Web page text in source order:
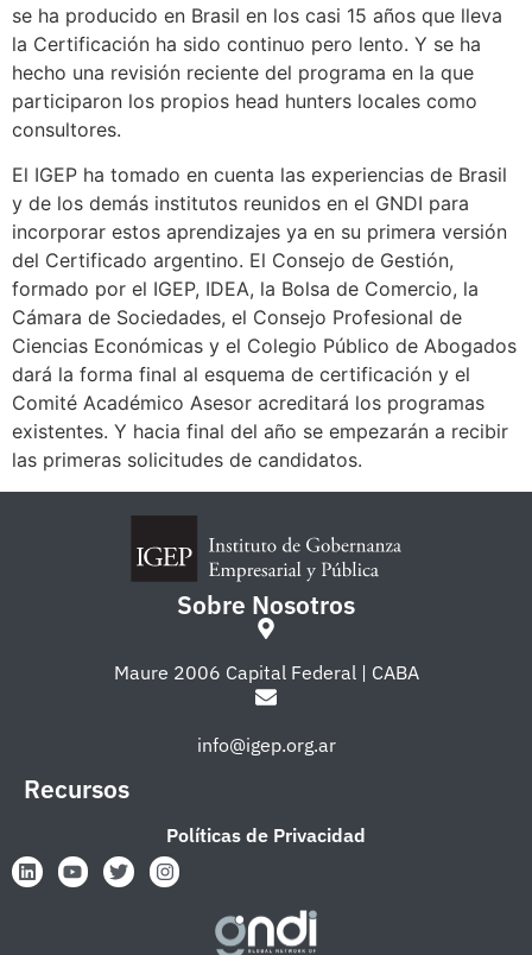
se ha producido en Brasil en los casi 15 años que lleva
la Certificación ha sido continuo pero lento. Y se ha
hecho una revisión reciente del programa en la que
participaron los propios head hunters locales como
consultores.
El IGEP ha tomado en cuenta las experiencias de Brasil
y de los demás institutos reunidos en el GNDI para
incorporar estos aprendizajes ya en su primera versión
del Certificado argentino. El Consejo de Gestión,
formado por el IGEP, IDEA, la Bolsa de Comercio, la
Cámara de Sociedades, el Consejo Profesional de
Ciencias Económicas y el Colegio Público de Abogados
dará la forma final al esquema de certificación y el
Comité Académico Asesor acreditará los programas
existentes. Y hacia final del año se empezarán a recibir
las primeras solicitudes de candidatos.
Sobre Nosotros
Maure 2006 Capital Federal | CABA
info@igep.org.ar
Recursos
Políticas de Privacidad